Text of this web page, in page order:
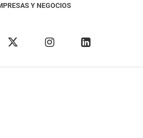
Y NEGOCIOS